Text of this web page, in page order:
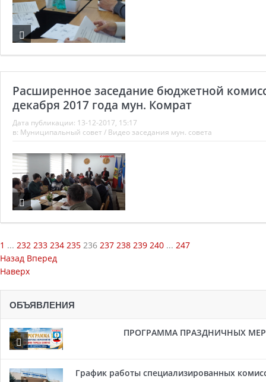
Расширенное заседание бюджетной
декабря 2017 года мун. Комрат
Дата публикации: 13-12-2017, 15:17
в: Муниципальный совет / Видео заседания мун. совета
1 ... 232 233 234 235 236 237 238 239 240 ... 247
Назад Вперед
Наверх
ОБЪЯВЛЕНИЯ
ПРОГРАММА ПРАЗДНИЧНЫХ
График работы специализированных